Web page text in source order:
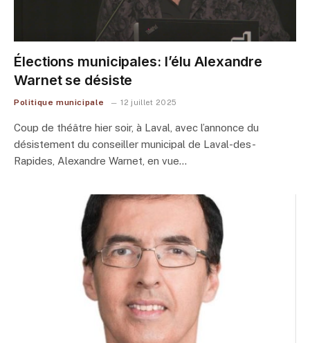
Élections municipales: l’élu Alexandre
Warnet se désiste
Politique municipale 12 juillet 2025
Coup de théâtre hier soir, à Laval, avec l’annonce du
désistement du conseiller municipal de Laval-des-
Rapides, Alexandre Warnet, en vue…